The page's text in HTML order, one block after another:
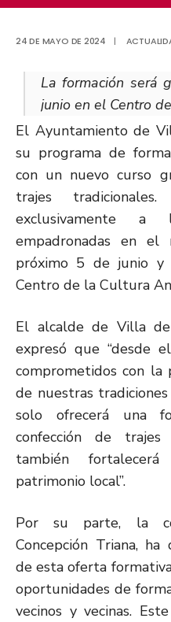
24 DE MAYO DE 2024 |
La formación será
junio en el Centro
El Ayuntamiento de
su programa de
con un nuevo curso
trajes
exclusivamente a
empadronadas en el
próximo 5 de junio
Centro de la Cultura
El alcalde de Villa de
expresó que “desde
comprometidos con la
de nuestras
solo ofrecerá una
confección de
también
patrimonio local”.
Por su parte, la
Concepción Triana,
de esta oferta
oportunidades de
vecinos y vecinas.